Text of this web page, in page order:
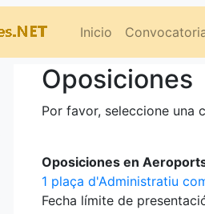
Inicio
Oposiciones
Por favor, seleccione una
Oposiciones en
1 plaça d'Administratiu
Fecha límite de